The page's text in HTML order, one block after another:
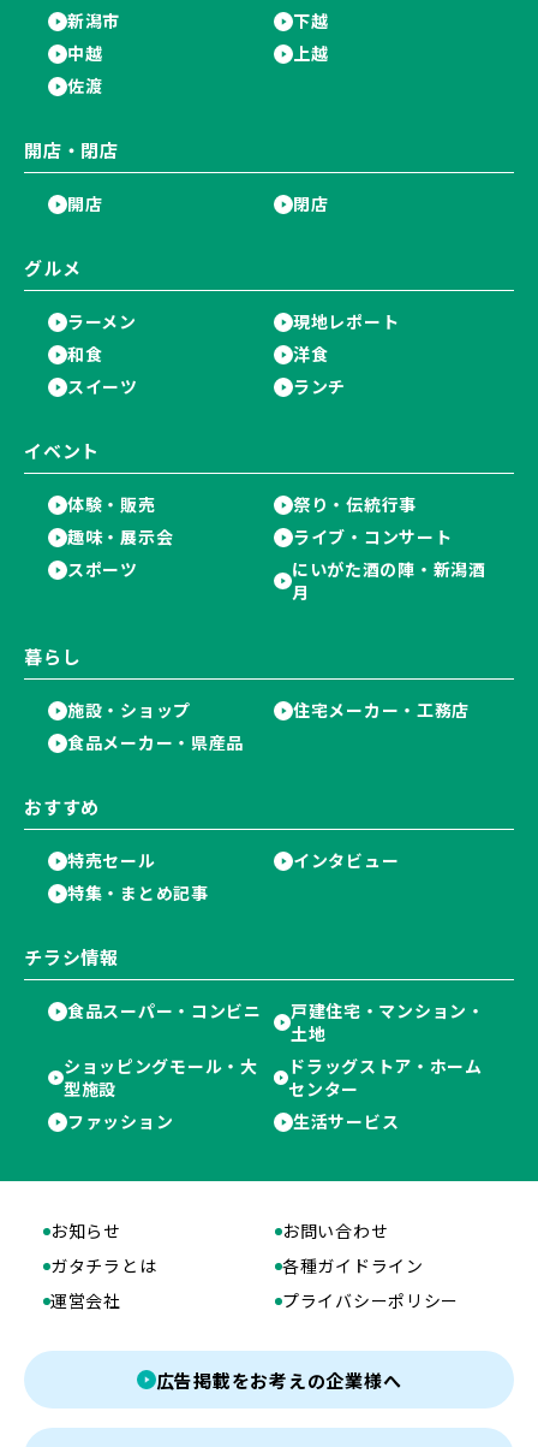
新潟市
下越
中越
上越
佐渡
開店・閉店
開店 閉店
グルメ
ラーメン
現地レポート
和食
洋食
スイーツ
ランチ
イベント
体験・販売
祭り・伝統行事
趣味・展示会
ライブ・コンサート
スポーツ
にいがた酒の陣・新潟酒
月
暮らし
施設・ショップ
住宅メーカー・工務店
食品メーカー・県産品
おすすめ
特売セール
インタビュー
特集・まとめ記事
チラシ情報
食品スーパー・コンビニ
戸建住宅・マンション・
土地
ショッピングモール・大
型施設
ドラッグストア・ホーム
センター
ファッション
生活サービス
お知らせ
お問い合わせ
ガタチラとは
各種ガイドライン
運営会社
プライバシーポリシー
広告掲載をお考えの企業様へ